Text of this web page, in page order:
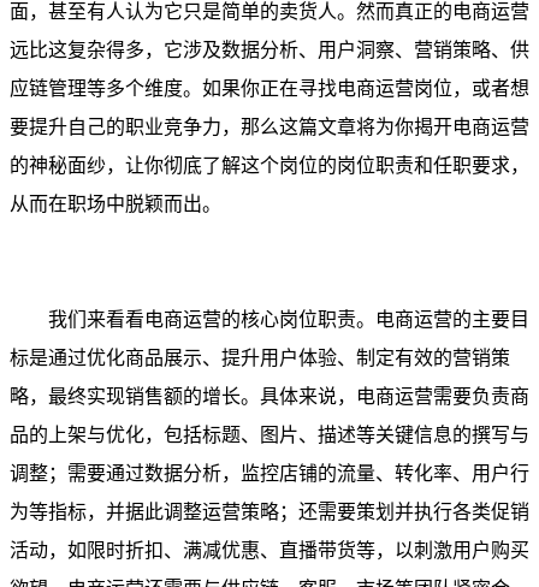
面，甚至有人认为它只是简单的卖货人。然而真正的电商运营
远比这复杂得多，它涉及数据分析、用户洞察、营销策略、供
应链管理等多个维度。如果你正在寻找电商运营岗位，或者想
要提升自己的职业竞争力，那么这篇文章将为你揭开电商运营
的神秘面纱，让你彻底了解这个岗位的岗位职责和任职要求，
从而在职场中脱颖而出。
我们来看看电商运营的核心岗位职责。电商运营的主要目
标是通过优化商品展示、提升用户体验、制定有效的营销策
略，最终实现销售额的增长。具体来说，电商运营需要负责商
品的上架与优化，包括标题、图片、描述等关键信息的撰写与
调整；需要通过数据分析，监控店铺的流量、转化率、用户行
为等指标，并据此调整运营策略；还需要策划并执行各类促销
活动，如限时折扣、满减优惠、直播带货等，以刺激用户购买